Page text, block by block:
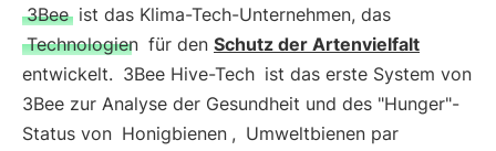
3Bee ist das Klima-Tech-Unternehmen, das
Technologien für den Schutz der Artenvielfalt
entwickelt. 3Bee Hive-Tech ist das erste System von
3Bee zur Analyse der Gesundheit und des "Hunger"-
Status von Honigbienen , Umweltbienen par